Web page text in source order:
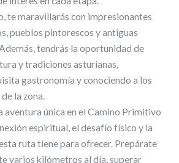
te maravillarás con impresionantes
pueblos pintorescos y antiguas
tendrás la oportunidad de
y tradiciones asturianas,
gastronomía y conociendo a los
la zona.
única en el Camino Primitivo
espiritual, el desafío físico y la
ruta tiene para ofrecer. Prepárate
varios kilómetros al día, superar